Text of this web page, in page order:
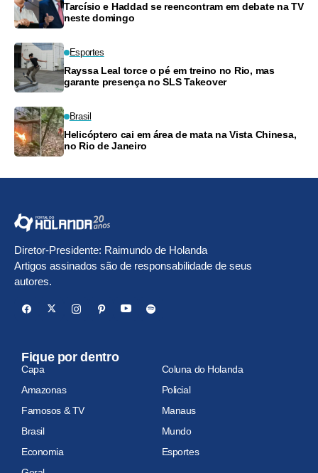
Tarcísio e Haddad se reencontram em debate na TV
neste domingo
Esportes
Rayssa Leal torce o pé em treino no Rio, mas
garante presença no SLS Takeover
Brasil
Helicóptero cai em área de mata na Vista Chinesa,
no Rio de Janeiro
Diretor-Presidente: Raimundo de Holanda
Artigos assinados são de responsabilidade de seus
autores.
Fique por dentro
Capa
Coluna do Holanda
Amazonas
Policial
Famosos & TV
Manaus
Brasil
Mundo
Economia
Esportes